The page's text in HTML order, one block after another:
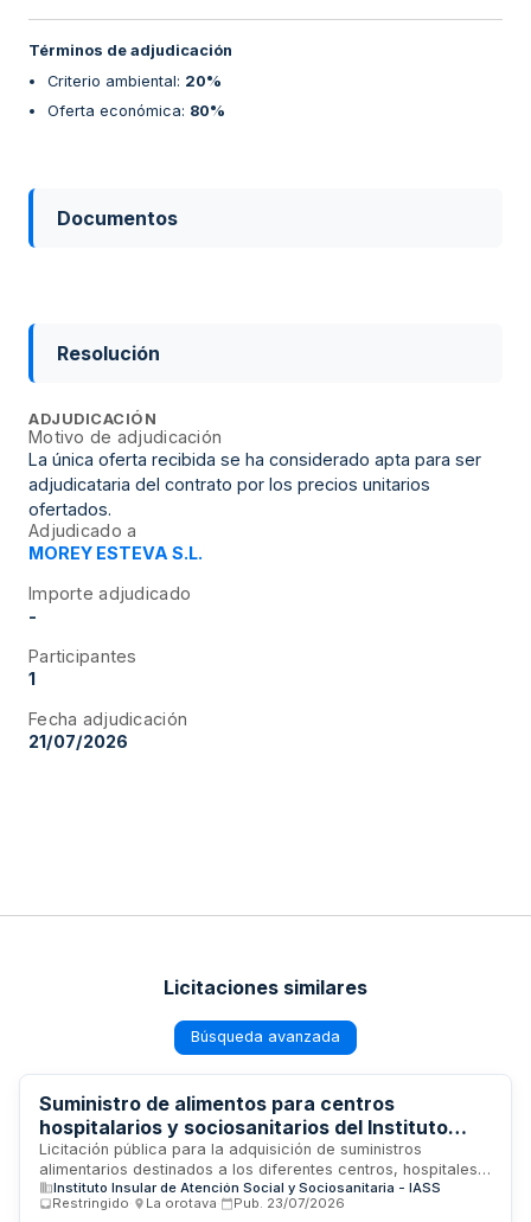
Términos de adjudicación
Criterio ambiental: 20%
Oferta económica: 80%
Documentos
Resolución
ADJUDICACIÓN
Motivo de adjudicación
La única oferta recibida se ha considerado apta para ser
adjudicataria del contrato por los precios unitarios
ofertados.
Adjudicado a
MOREY ESTEVA S.L.
Importe adjudicado
-
Participantes
1
Fecha adjudicación
21/07/2026
Licitaciones similares
Búsqueda avanzada
Suministro de alimentos para centros
hospitalarios y sociosanitarios del Instituto
Insular de Atención Social de Tenerife
Licitación pública para la adquisición de suministros
alimentarios destinados a los diferentes centros, hospitales y
unidades del Instituto Insular de Atención Social y
Sociosanitaria de Tenerife. El objeto incluye la provisión de
Instituto Insular de Atención Social y Sociosanitaria - IASS
Restringido
La orotava Pub. 23/07/2026